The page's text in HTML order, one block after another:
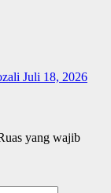
Juli 18, 2026
yang wajib